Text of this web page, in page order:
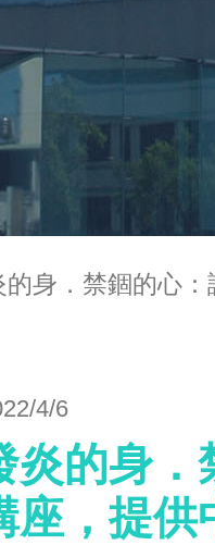
的身．禁錮的心
4/6
炎的身．
座，提供